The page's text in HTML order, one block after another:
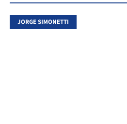
JORGE SIMONETTI